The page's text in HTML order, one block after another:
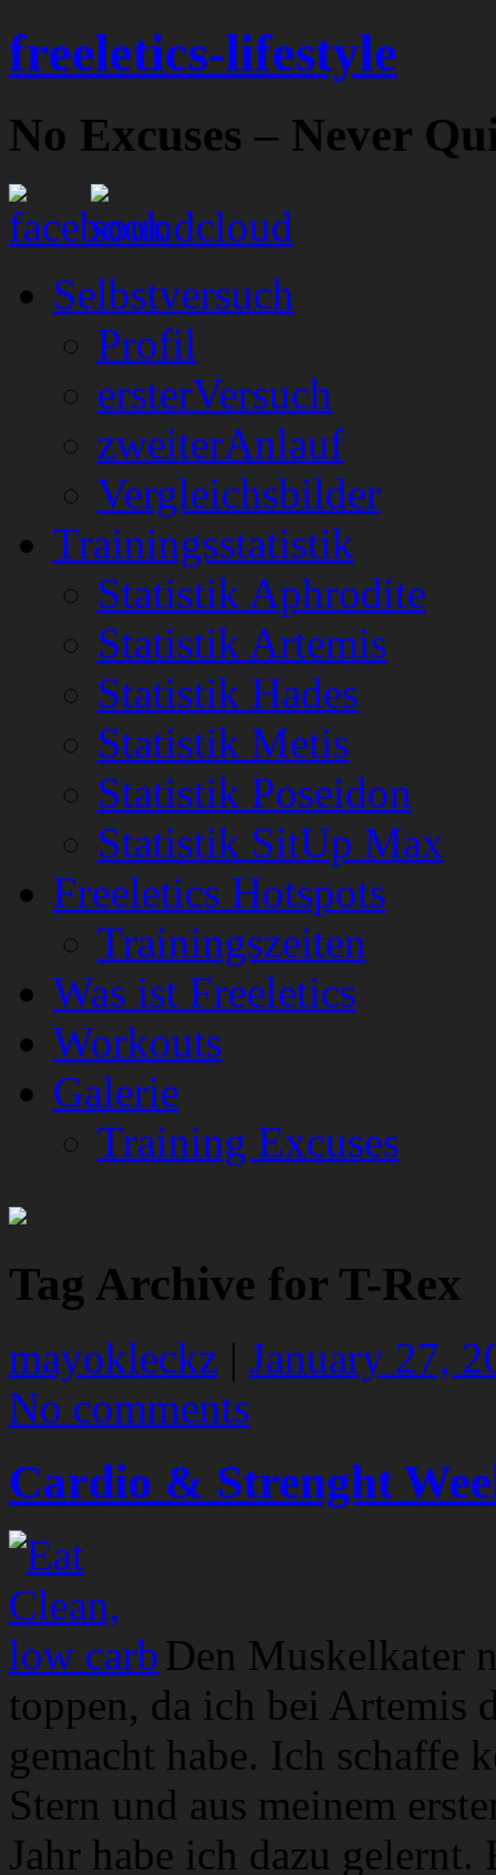
freeletics-lifestyle
No Excuses – Never
Selbstversuch
Profil
ersterVersuch
zweiterAnlauf
Vergleichsbilder
Trainingsstatistik
Statistik Aphrodite
Statistik Artemis
Statistik Hades
Statistik Metis
Statistik Poseidon
Statistik SitUp Max
Freeletics Hotspots
Trainingszeiten
Was ist Freeletics
Workouts
Galerie
Training Excuses
Tag Archive for T-Rex
mayokleckz | January 27,
No comments
Cardio & Strenght
Den Muskelkater
toppen, da ich bei Artemis
gemacht habe. Ich schaffe
Stern und aus meinem
Jahr habe ich dazu